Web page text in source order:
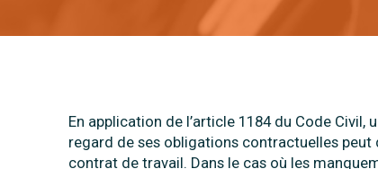
En application de l’article 1184 du Code
regard de ses obligations contractuelles
contrat de travail. Dans le cas où les